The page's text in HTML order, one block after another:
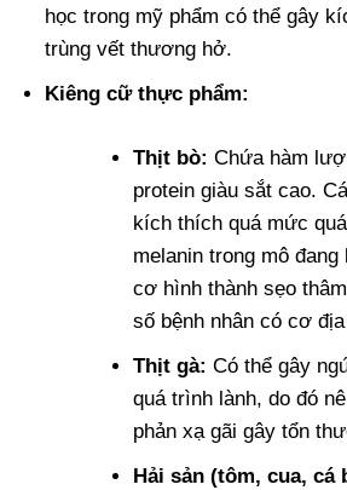
học trong mỹ phẩm có thể gây
trùng vết thương hở.
Kiêng cữ thực phẩm:
Thịt bò: Chứa hàm
protein giàu sắt cao.
kích thích quá mức
melanin trong mô
cơ hình thành sẹo
số bệnh nhân có cơ
Thịt gà: Có thể gây
quá trình lành, do đó
phản xạ gãi gây tổn
Hải sản (tôm, cua, cá